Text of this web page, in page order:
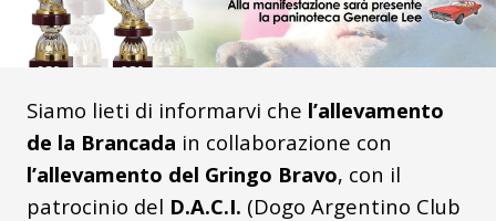
Siamo lieti di informarvi che l’allevamento
de la Brancada in collaborazione con
l’allevamento del Gringo Bravo, con il
patrocinio del D.A.C.I. (Dogo Argentino Club